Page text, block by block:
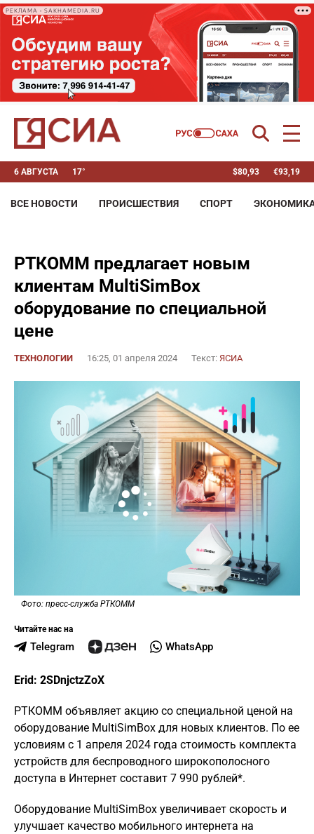
РЕКЛАМА • SAKHAMEDIA.RU
6 АВГУСТА 17° $80,93 €93,19
ВСЕ НОВОСТИ ПРОИСШЕСТВИЯ СПОРТ
РТКОММ предлагает новым
клиентам MultiSimBox
оборудование по специальной
цене
ТЕХНОЛОГИИ 16:25, 01 апреля 2024 Текст: ЯСИА
Фото: пресс-служба РТКОММ
Читайте нас на
Telegram WhatsApp
Erid : 2SDnjctzZoX
РТКОММ объявляет акцию со специальной ценой на
оборудование MultiSimBox для новых клиентов. По ее
условиям c 1 апреля 2024 года стоимость комплекта
устройств для беспроводного широкополосного
доступа в Интернет составит 7 990 рублей*.
Оборудование MultiSimBox увеличивает скорость и
улучшает качество мобильного интернета на